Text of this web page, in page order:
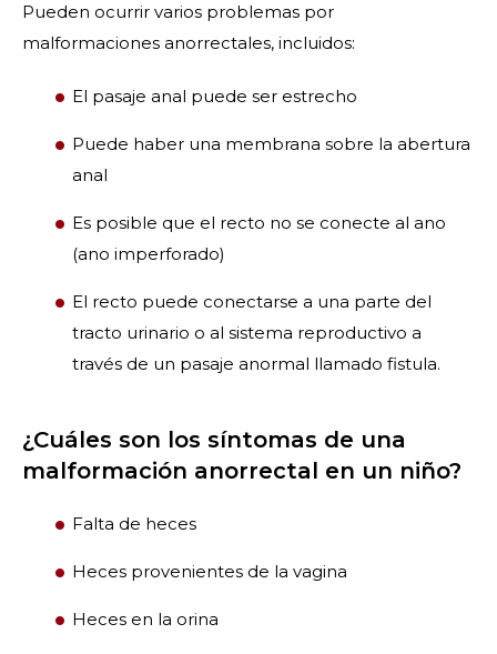
Pueden ocurrir varios problemas por
malformaciones anorrectales, incluidos:
El pasaje anal puede ser estrecho
Puede haber una membrana sobre la abertura
anal
Es posible que el recto no se conecte al ano
(ano imperforado)
El recto puede conectarse a una parte del
tracto urinario o al sistema reproductivo a
través de un pasaje anormal llamado fistula.
¿Cuáles son los síntomas de una
malformación anorrectal en un niño?
Falta de heces
Heces provenientes de la vagina
Heces en la orina